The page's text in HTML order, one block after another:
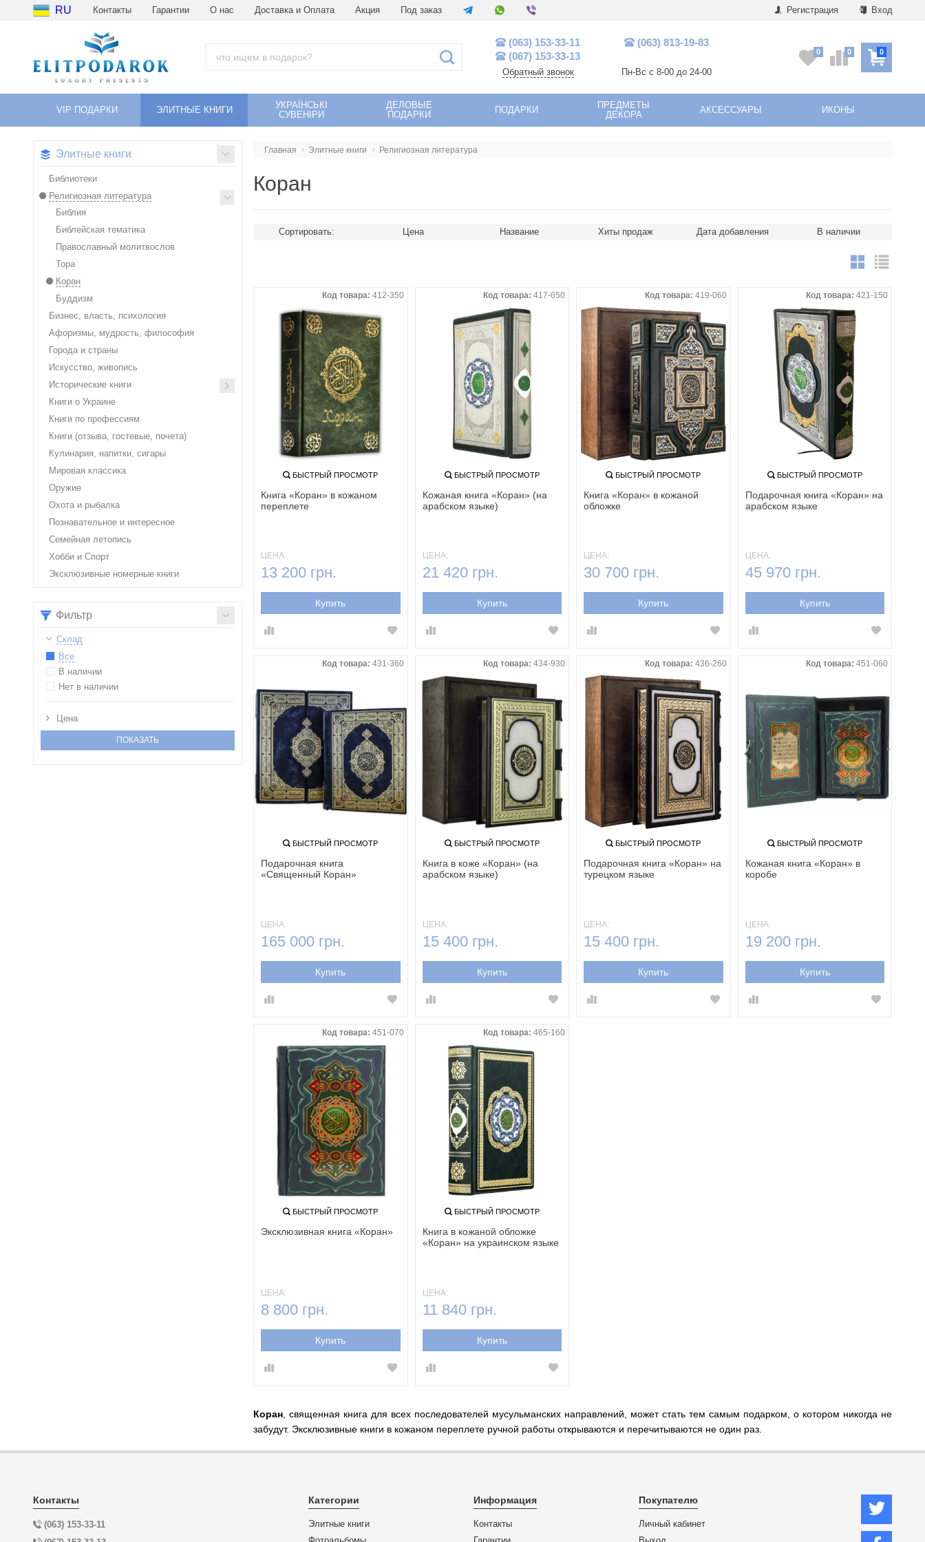
RU Контакты Гарантии О нас Доставка и Оплата Акция Под заказ Регистрация Вход
(063) 153-33-11
(067) 153-33-13
Обратный звонок
(063) 813-19-83
Пн-Вс с 8-00 до 24-00
0
0 0
VIP ПОДАРКИ ЭЛИТНЫЕ КНИГИ
УКРАЇНСЬКІ
СУВЕНІРИ
ДЕЛОВЫЕ
ПОДАРКИ
ПОДАРКИ
ПРЕДМЕТЫ
ДЕКОРА
АКСЕССУАРЫ ИКОНЫ
Элитные книги
Библиотеки
Религиозная литература
Библия
Библейская тематика
Православный молитвослов
Тора
Коран
Буддизм
Бизнес, власть, психология
Афоризмы, мудрость, философия
Города и страны
Искусство, живопись
Исторические книги
Книги о Украине
Книги по профессиям
Книги (отзыва, гостевые, почета)
Кулинария, напитки, сигары
Мировая классика
Оружие
Охота и рыбалка
Познавательное и интересное
Семейная летопись
Хобби и Спорт
Эксклюзивные номерные книги
Фильтр
Склад
Все
В наличии
Нет в наличии
Цена
ПОКАЗАТЬ
Главная Элитные книги Религиозная литература
Коран
Сортировать: Цена Название Хиты продаж Дата добавления В наличии
Код товара: 412-350
БЫСТРЫЙ ПРОСМОТР
Книга «Коран» в кожаном
переплете
ЦЕНА:
13 200 грн.
Купить
Код товара: 417-650
БЫСТРЫЙ ПРОСМОТР
Кожаная книга «Коран» (на
арабском языке)
ЦЕНА:
21 420 грн.
Купить
Код товара: 419-060
БЫСТРЫЙ ПРОСМОТР
Книга «Коран» в кожаной
обложке
ЦЕНА:
30 700 грн.
Купить
Код товара: 421-150
БЫСТРЫЙ ПРОСМОТР
Подарочная книга «Коран» на
арабском языке
ЦЕНА:
45 970 грн.
Купить
Код товара: 431-360
БЫСТРЫЙ ПРОСМОТР
Подарочная книга
«Священный Коран»
ЦЕНА:
165 000 грн.
Купить
Код товара: 434-930
БЫСТРЫЙ ПРОСМОТР
Книга в коже «Коран» (на
арабском языке)
ЦЕНА:
15 400 грн.
Купить
Код товара: 436-260
БЫСТРЫЙ ПРОСМОТР
Подарочная книга «Коран» на
турецком языке
ЦЕНА:
15 400 грн.
Купить
Код товара: 451-060
БЫСТРЫЙ ПРОСМОТР
Кожаная книга «Коран» в
коробе
ЦЕНА:
19 200 грн.
Купить
Код товара: 451-070
БЫСТРЫЙ ПРОСМОТР
Эксклюзивная книга «Коран»
ЦЕНА:
8 800 грн.
Купить
Код товара: 465-160
БЫСТРЫЙ ПРОСМОТР
Книга в кожаной обложке
«Коран» на украинском языке
ЦЕНА:
11 840 грн.
Купить
Коран , священная книга для всех последователей мусульманских направлений, может стать тем самым подарком, о котором никогда не
забудут. Эксклюзивные книги в кожаном переплете ручной работы открываются и перечитываются не один раз.
Контакты
(063) 153-33-11
Категории
Элитные книги
Информация
Контакты
Покупателю
Личный кабинет